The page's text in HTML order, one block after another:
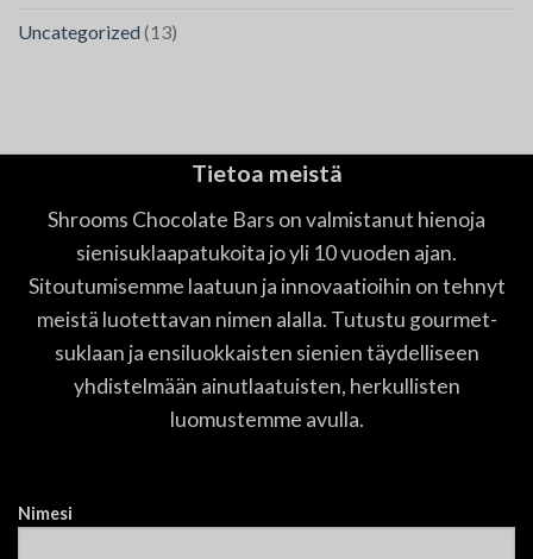
Uncategorized (13)
Tietoa meistä
Shrooms Chocolate Bars on valmistanut hienoja
sienisuklaapatukoita jo yli 10 vuoden ajan.
Sitoutumisemme laatuun ja innovaatioihin on tehnyt
meistä luotettavan nimen alalla. Tutustu gourmet-
suklaan ja ensiluokkaisten sienien täydelliseen
yhdistelmään ainutlaatuisten, herkullisten
luomustemme avulla.
Nimesi